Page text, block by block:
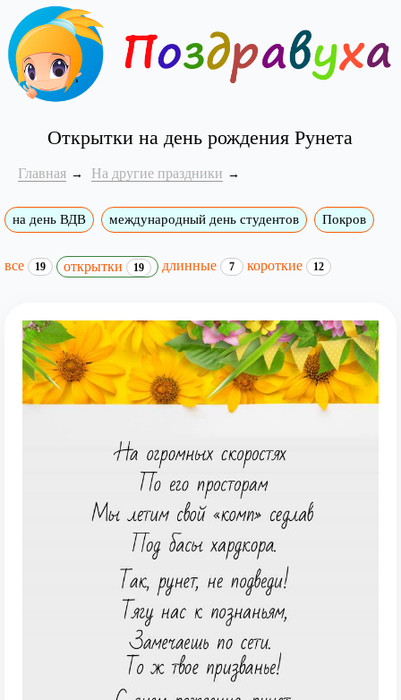
Открытки на день рождения Рунета
Главная На другие праздники
на день ВДВ международный день студентов Покров
все 19 открытки 19 длинные 7 короткие 12